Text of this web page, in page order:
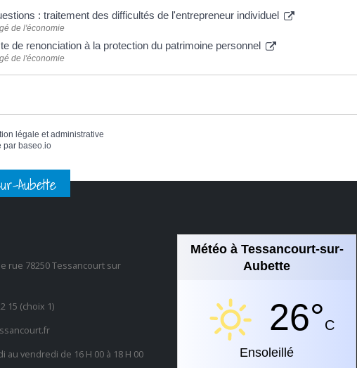
: traitement des difficultés de l'entrepreneur individuel
de l'économie
de renonciation à la protection du patrimoine personnel
de l'économie
légale et administrative
par baseo.io
Aubette
rue 78250 Tessancourt sur
15 (choix 1)
au vendredi de 16 H 00 à 18 H 00
Météo à Tessancourt-sur-
Aubette
26°C
Ensoleillé